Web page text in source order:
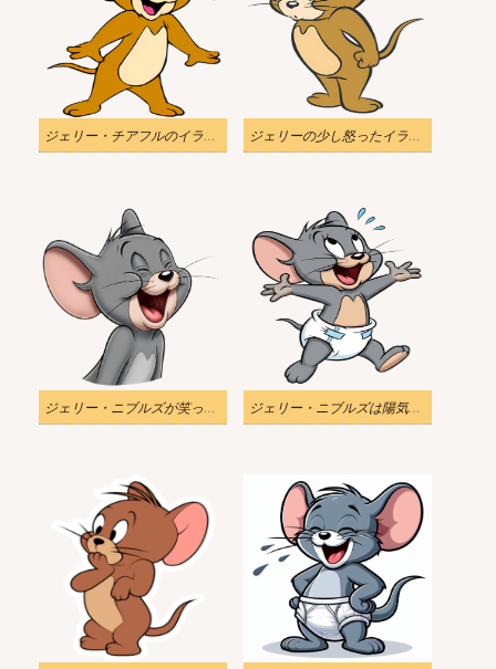
ジェリー・チアフルのイラスト漫画 ジェリーの少し怒ったイラスト漫画
ジェリー・ニブルズが笑っているイラスト漫画 ジェリー・ニブルズは陽気ですイラスト漫画